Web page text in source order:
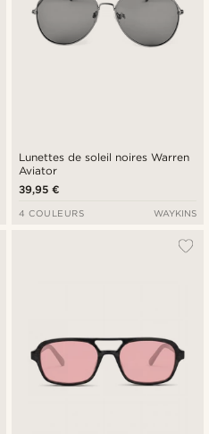
Lunettes de soleil noires Warren
Aviator
39,95 €
4 COULEURS WAYKINS